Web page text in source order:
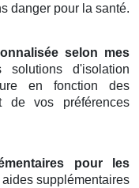
danger pour la santé.
selon mes
d'isolation
en fonction des
de vos préférences
pour les
aides supplémentaires